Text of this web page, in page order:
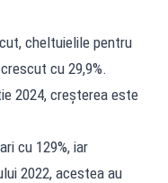
cheltuielile pentru
cu 29,9%.
2024, creșterea este
cu 129%, iar
2022, acestea au